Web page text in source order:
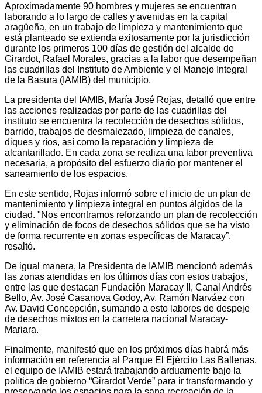
Aproximadamente 90 hombres y mujeres se encuentran
laborando a lo largo de calles y avenidas en la capital
aragüeña, en un trabajo de limpieza y mantenimiento que
está planteado se extienda exitosamente por la jurisdicción
durante los primeros 100 días de gestión del alcalde de
Girardot, Rafael Morales, gracias a la labor que desempeñan
las cuadrillas del Instituto de Ambiente y el Manejo Integral
de la Basura (IAMIB) del municipio.
La presidenta del IAMIB, María José Rojas, detalló que entre
las acciones realizadas por parte de las cuadrillas del
instituto se encuentra la recolección de desechos sólidos,
barrido, trabajos de desmalezado, limpieza de canales,
diques y ríos, así como la reparación y limpieza de
alcantarillado. En cada zona se realiza una labor preventiva
necesaria, a propósito del esfuerzo diario por mantener el
saneamiento de los espacios.
En este sentido, Rojas informó sobre el inicio de un plan de
mantenimiento y limpieza integral en puntos álgidos de la
ciudad. "Nos encontramos reforzando un plan de recolección
y eliminación de focos de desechos sólidos que se ha visto
de forma recurrente en zonas específicas de Maracay”,
resaltó.
De igual manera, la Presidenta de IAMIB mencionó además
las zonas atendidas en los últimos días con estos trabajos,
entre las que destacan Fundación Maracay II, Canal Andrés
Bello, Av. José Casanova Godoy, Av. Ramón Narváez con
Av. David Concepción, sumando a esto labores de despeje
de desechos mixtos en la carretera nacional Maracay-
Mariara.
Finalmente, manifestó que en los próximos días habrá más
información en referencia al Parque El Ejército Las Ballenas,
el equipo de IAMIB estará trabajando arduamente bajo la
política de gobierno “Girardot Verde” para ir transformando y